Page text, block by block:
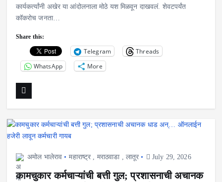
कार्यकर्त्यांनी अखेर या आंदोलनाला मोठे यश मिळवून दाखवलं. शेवटपर्यंत
कॉकरोच जनता…
Share this:
Telegram
Threads
WhatsApp
More
अमोल भालेराव महाराष्ट्र , मराठवाडा, लातूर July 29, 2026
कामचुकार कर्मचाऱ्यांची बत्ती गुल; प्रशासनाची अचानक